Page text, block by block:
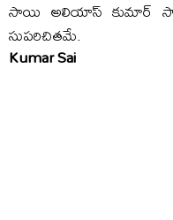
సాయి అలియాస్ కుమార్
సుపరిచితమే.
Kumar Sai